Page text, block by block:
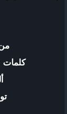
من
كلمات